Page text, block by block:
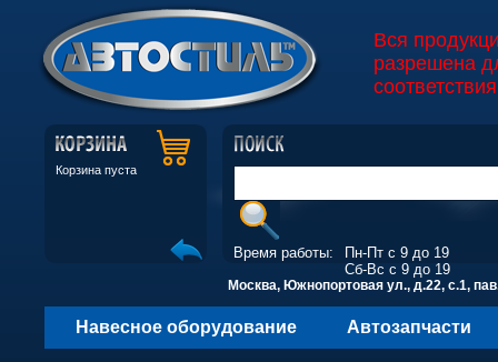
Вся
разрешена
Корзина пуста
Время работы:
Пн-Пт с 9 до 19
Сб-Вс с 9 до 19
Москва, Южнопортовая ул., д.22, с.1,
Навесное оборудование Автозапчасти